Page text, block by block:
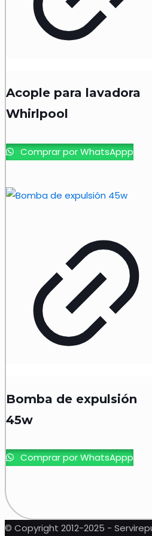
Acople para lavadora
Whirlpool
Comprar por WhatsAppp
Bomba de expulsión
45w
Comprar por WhatsAppp
© Copyright 2012-2025 -